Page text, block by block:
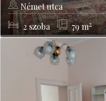
Német utca
Budapest, VIII kerület
2szoba 79m2